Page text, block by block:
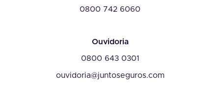
0800 742 6060
Ouvidoria
0800 643 0301
ouvidoria@juntoseguros.com